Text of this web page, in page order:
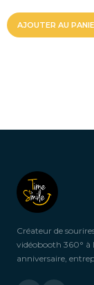
AJOUTER AU
Créateur de
vidéobooth 360° à
anniversaire,